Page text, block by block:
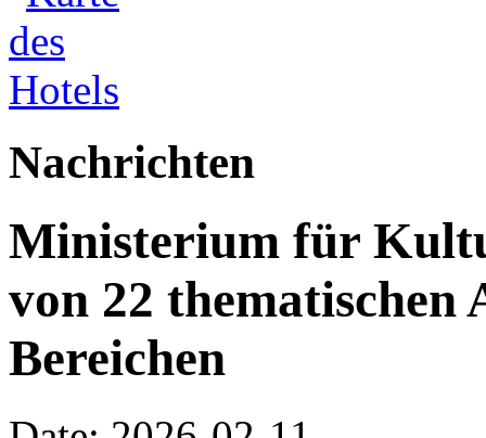
Nachrichten
Ministerium für
von 22
Bereichen